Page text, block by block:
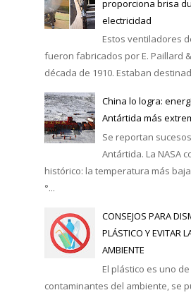
proporciona brisa
electricidad
Estos ventiladores
fueron fabricados por E. Paillard
década de 1910. Estaban
China lo logra:
Antártida más
Se reportan
Antártida. La NASA
histórico: la temperatura más
°...
CONSEJOS PARA
PLÁSTICO Y EVITAR
AMBIENTE
El plástico es uno
contaminantes del ambiente, se